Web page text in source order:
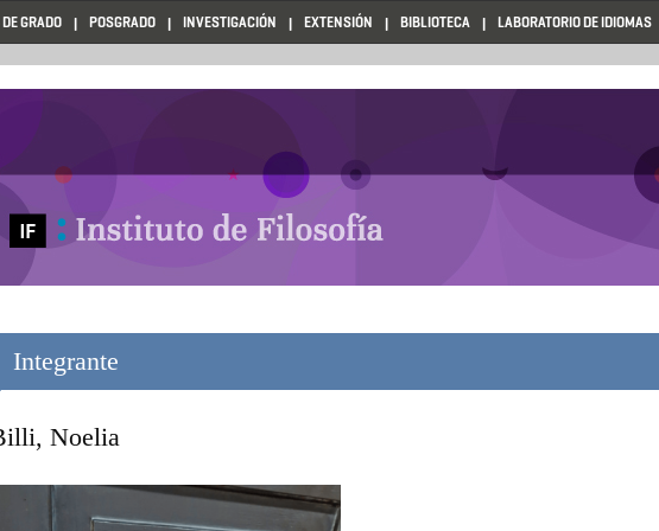
GRADO POSGRADO INVESTIGACIÓN EXTENSIÓN BIBLIOTECA LABORATORIO DE IDIOMAS
Integrante
Noelia